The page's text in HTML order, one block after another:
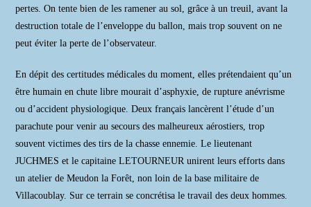
pertes. On tente bien de les ramener au sol, grâce à un treuil, avant la
destruction totale de l’enveloppe du ballon, mais trop souvent on ne
peut éviter la perte de l’observateur.
En dépit des certitudes médicales du moment, elles prétendaient qu’un
être humain en chute libre mourait d’asphyxie, de rupture anévrisme
ou d’accident physiologique. Deux français lancèrent l’étude d’un
parachute pour venir au secours des malheureux aérostiers, trop
souvent victimes des tirs de la chasse ennemie. Le lieutenant
JUCHMES et le capitaine LETOURNEUR unirent leurs efforts dans
un atelier de Meudon la Forêt, non loin de la base militaire de
Villacoublay. Sur ce terrain se concrétisa le travail des deux hommes.